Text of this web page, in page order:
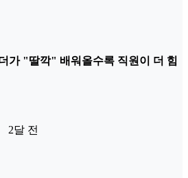
가 "딸깍" 배워올수록 직원이 더 힘
2달 전